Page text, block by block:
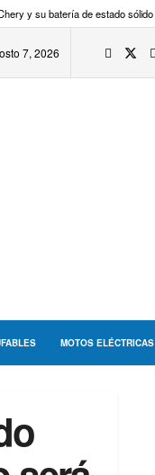
y su batería de estado sólido
7, 2026
MOTOS ELÉCTRICAS